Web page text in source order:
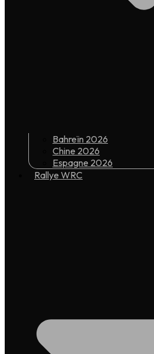
Bahreïn 2026
Chine 2026
Espagne 2026
Rallye WRC